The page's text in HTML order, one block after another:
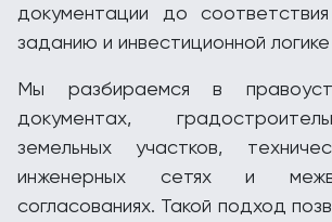
документации до
заданию и инвестиционной
Мы разбираемся в
документах,
земельных участков,
инженерных сетях и
согласованиях. Такой подход